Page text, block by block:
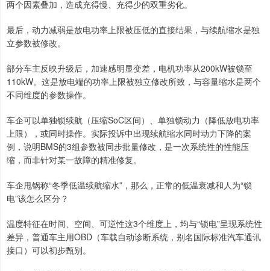
两个因素叠加，造成充得慢、充得少的双重劣化。
最后，动力减弱是放电功率上限被压低的直接结果，与续航缩水是独
立参数被修改。
部分车主反映升级后，加速感明显变差，电机功率从200kW被锁至
110kW。这是放电端的功率上限被独立修改所致，与容量缩水是两个
不同维度的参数操作。
车企可以单独锁续航（压缩SoC区间）、单独锁动力（降低放电功率
上限），或同时操作。实际投诉中出现续航缩水同时动力下降的案
例，说明BMS的3组参数被同步批量修改，是一次系统性的性能压
缩，而非针对某一故障的精准修复。
车企甩锅称“冬季低温续航缩水”，那么，正常的低温衰减和人为“锁
电”该怎么区分？
温度特征在时间、空间、可逆性这3个维度上，均与“锁电”呈现系统性
差异，普通车主用OBD（车载自动诊断系统，别名国际标准汽车通讯
接口）可以初步甄别。